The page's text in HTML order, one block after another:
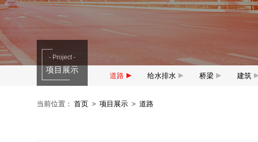
- Project -
项目展示
道路 给水排水 桥梁 建筑
当前位置： 首页 > 项目展示 > 道路